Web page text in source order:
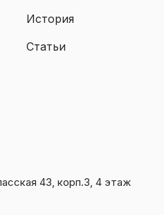
История
Статьи
43, корп.3, 4 этаж